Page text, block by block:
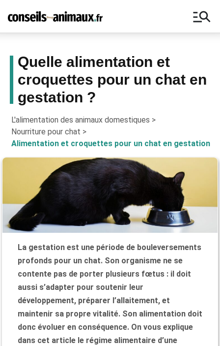
manage_search
Quelle alimentation et
croquettes pour un chat en
gestation ?
L'alimentation des animaux domestiques >
Nourriture pour chat >
Alimentation et croquettes pour un chat en gestation
La gestation est une période de bouleversements
profonds pour un chat. Son organisme ne se
contente pas de porter plusieurs fœtus : il doit
aussi s’adapter pour soutenir leur
développement, préparer l’allaitement, et
maintenir sa propre vitalité. Son alimentation doit
donc évoluer en conséquence. On vous explique
dans cet article le régime alimentaire d’une
Bons plans, astuces, ne manquez
aucun conseil pour vos animaux !